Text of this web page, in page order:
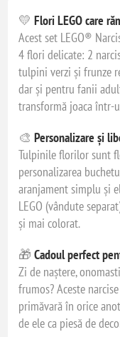
💛Flori LEGO care
Acest set LEGO®
4 flori delicate: 2
tulpini verzi și frunze
dar și pentru fanii
transformă joaca într-
🎨Personalizare și
Tulpinile florilor sunt
personalizarea
aranjament simplu și
LEGO (vândute
și mai colorat.
🎁Cadoul perfect
Zi de naștere,
frumos? Aceste
primăvară în orice
de ele ca piesă de